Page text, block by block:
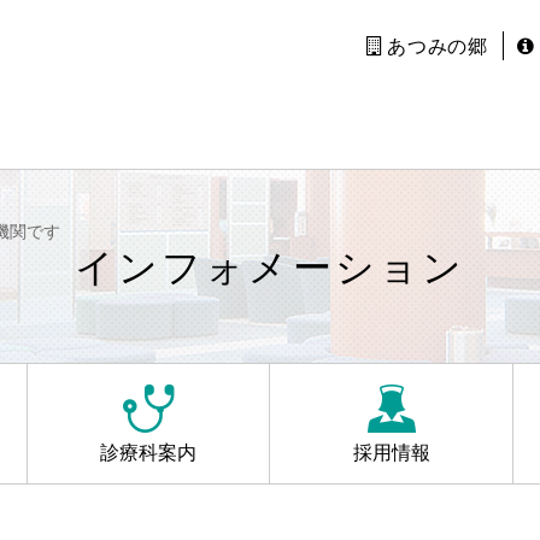
あつみの郷
インフォメーション
関です
診療科案内 採用情報